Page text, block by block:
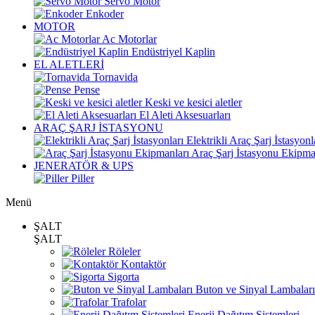
Enkoder
MOTOR
Ac Motorlar
Endüstriyel Kaplin
EL ALETLERİ
Tornavida
Pense
Keski ve kesici aletler
El Aleti Aksesuarları
ARAÇ ŞARJ İSTASYONU
Elektrikli Araç Şarj
Araç Şarj İstasyonu
JENERATÖR & UPS
Piller
Menü
ŞALT
ŞALT
Röleler
Kontaktör
Sigorta
Buton ve Sinyal Lambaları
Trafolar